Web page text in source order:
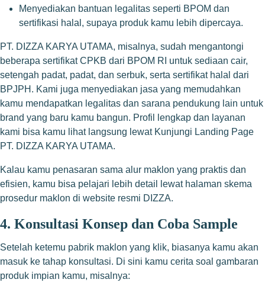
Menyediakan bantuan legalitas seperti BPOM dan
sertifikasi halal, supaya produk kamu lebih dipercaya.
PT. DIZZA KARYA UTAMA, misalnya, sudah mengantongi
beberapa sertifikat CPKB dari BPOM RI untuk sediaan cair,
setengah padat, padat, dan serbuk, serta sertifikat halal dari
BPJPH. Kami juga menyediakan jasa yang memudahkan
kamu mendapatkan legalitas dan sarana pendukung lain untuk
brand yang baru kamu bangun. Profil lengkap dan layanan
kami bisa kamu lihat langsung lewat Kunjungi Landing Page
PT. DIZZA KARYA UTAMA.
Kalau kamu penasaran sama alur maklon yang praktis dan
efisien, kamu bisa pelajari lebih detail lewat halaman skema
prosedur maklon di website resmi DIZZA.
4. Konsultasi Konsep dan Coba Sample
Setelah ketemu pabrik maklon yang klik, biasanya kamu akan
masuk ke tahap konsultasi. Di sini kamu cerita soal gambaran
produk impian kamu, misalnya: